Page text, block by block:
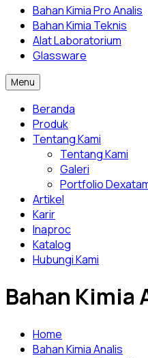
Bahan Kimia Pro Analis
Bahan Kimia Teknis
Alat Laboratorium
Glassware
Menu
Beranda
Produk
Tentang Kami
Tentang Kami
Galeri
Portfolio
Artikel
Karir
Inaproc
Katalog
Hubungi Kami
Bahan Kimia
Home
Bahan Kimia Analis